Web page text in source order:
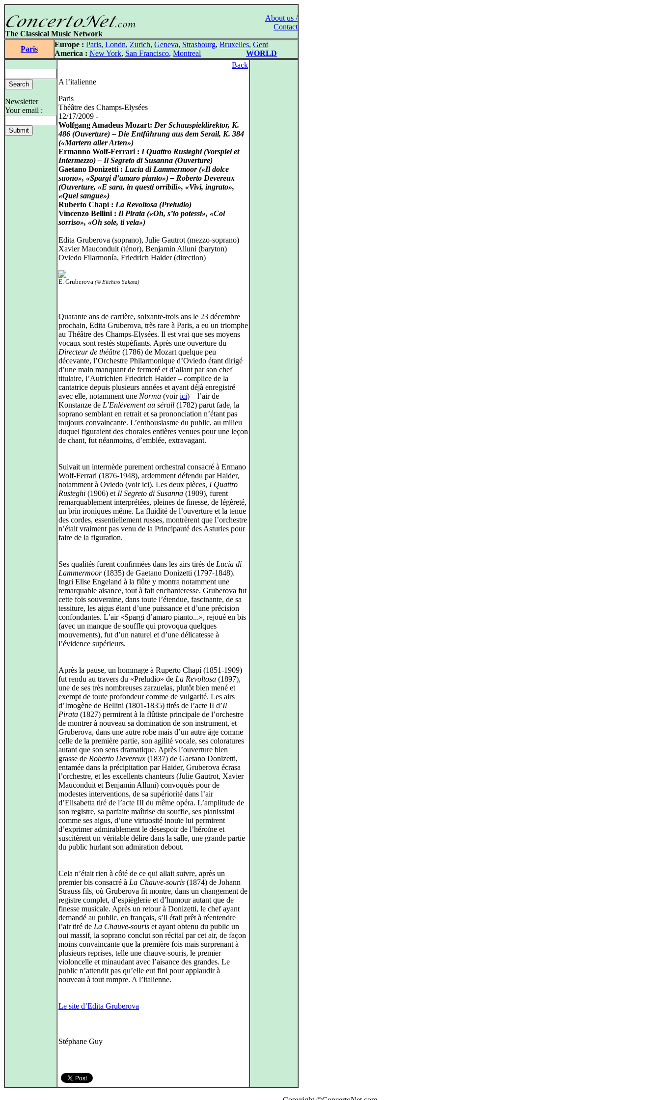
About us /
Contact
The Classical Music Network
Paris
Europe : Paris, Londn, Zurich, Geneva, Strasbourg, Bruxelles, Gent
America : New York, San Francisco, Montreal WORLD
Newsletter
Your email :
Back
A l’italienne
Paris
Théâtre des Champs-Elysées
12/17/2009 -
Wolfgang Amadeus Mozart: Der Schauspieldirektor, K.
486 (Ouverture) – Die Entführung aus dem Serail, K. 384
(«Martern aller Arten»)
Ermanno Wolf-Ferrari : I Quattro Rusteghi (Vorspiel et
Intermezzo) – Il Segreto di Susanna (Ouverture)
Gaetano Donizetti : Lucia di Lammermoor («Il dolce
suono», «Spargi d’amaro pianto») – Roberto Devereux
(Ouverture, «E sara, in questi orribili», «Vivi, ingrato»,
«Quel sangue»)
Ruberto Chapí : La Revoltosa (Preludio)
Vincenzo Bellini : Il Pirata («Oh, s’io potessi», «Col
sorriso», «Oh sole, ti vela»)
Edita Gruberova (soprano), Julie Gautrot (mezzo-soprano)
Xavier Mauconduit (ténor), Benjamin Alluni (baryton)
Oviedo Filarmonía, Friedrich Haider (direction)
E. Gruberova (© Eiichiro Sakata)
Quarante ans de carrière, soixante-trois ans le 23 décembre
prochain, Edita Gruberova, très rare à Paris, a eu un triomphe
au Théâtre des Champs-Elysées. Il est vrai que ses moyens
vocaux sont restés stupéfiants. Après une ouverture du
Directeur de théâtre (1786) de Mozart quelque peu
décevante, l’Orchestre Philarmonique d’Oviedo étant dirigé
d’une main manquant de fermeté et d’allant par son chef
titulaire, l’Autrichien Friedrich Haider – complice de la
cantatrice depuis plusieurs années et ayant déjà enregistré
avec elle, notamment une Norma (voirici) – l’air de
Konstanze de L’Enlèvement au sérail (1782) parut fade, la
soprano semblant en retrait et sa prononciation n’étant pas
toujours convaincante. L’enthousiasme du public, au milieu
duquel figuraient des chorales entières venues pour une leçon
de chant, fut néanmoins, d’emblée, extravagant.
Suivait un intermède purement orchestral consacré à Ermano
Wolf-Ferrari (1876-1948), ardemment défendu par Haider,
notamment à Oviedo (voir ici). Les deux pièces, I Quattro
Rusteghi (1906) et Il Segreto di Susanna (1909), furent
remarquablement interprétées, pleines de finesse, de légèreté,
un brin ironiques même. La fluidité de l’ouverture et la tenue
des cordes, essentiellement russes, montrèrent que l’orchestre
n’était vraiment pas venu de la Principauté des Asturies pour
faire de la figuration.
Ses qualités furent confirmées dans les airs tirés de Lucia di
Lammermoor(1835) de Gaetano Donizetti (1797-1848).
Ingri Elise Engeland à la flûte y montra notamment une
remarquable aisance, tout à fait enchanteresse. Gruberova fut
cette fois souveraine, dans toute l’étendue, fascinante, de sa
tessiture, les aigus étant d’une puissance et d’une précision
confondantes. L’air «Spargi d’amaro pianto...», rejoué en bis
(avec un manque de souffle qui provoqua quelques
mouvements), fut d’un naturel et d’une délicatesse à
l’évidence supérieurs.
Après la pause, un hommage à Ruperto Chapí (1851-1909)
fut rendu au travers du «Preludio» de La Revoltosa (1897),
une de ses très nombreuses zarzuelas, plutôt bien mené et
exempt de toute profondeur comme de vulgarité. Les airs
d’Imogène de Bellini (1801-1835) tirés de l’acte II d’Il
Pirata (1827) permirent à la flûtiste principale de l’orchestre
de montrer à nouveau sa domination de son instrument, et
Gruberova, dans une autre robe mais d’un autre âge comme
celle de la première partie, son agilité vocale, ses coloratures
autant que son sens dramatique. Après l’ouverture bien
grasse de Roberto Devereux (1837) de Gaetano Donizetti,
entamée dans la précipitation par Haider, Gruberova écrasa
l’orchestre, et les excellents chanteurs (Julie Gautrot, Xavier
Mauconduit et Benjamin Alluni) convoqués pour de
modestes interventions, de sa supériorité dans l’air
d’Elisabetta tiré de l’acte III du même opéra. L’amplitude de
son registre, sa parfaite maîtrise du souffle, ses pianissimi
comme ses aigus, d’une virtuosité inouïe lui permirent
d’exprimer admirablement le désespoir de l’héroïne et
suscitèrent un véritable délire dans la salle, une grande partie
du public hurlant son admiration debout.
Cela n’était rien à côté de ce qui allait suivre, après un
premier bis consacré à La Chauve-souris (1874) de Johann
Strauss fils, où Gruberova fit montre, dans un changement de
registre complet, d’espièglerie et d’humour autant que de
finesse musicale. Après un retour à Donizetti, le chef ayant
demandé au public, en français, s’il était prêt à réentendre
l’air tiré de La Chauve-souris et ayant obtenu du public un
oui massif, la soprano conclut son récital par cet air, de façon
moins convaincante que la première fois mais surprenant à
plusieurs reprises, telle une chauve-souris, le premier
violoncelle et minaudant avec l’aisance des grandes. Le
public n’attendit pas qu’elle eut fini pour applaudir à
nouveau à tout rompre. A l’italienne.
Le site d’Edita Gruberova
Stéphane Guy